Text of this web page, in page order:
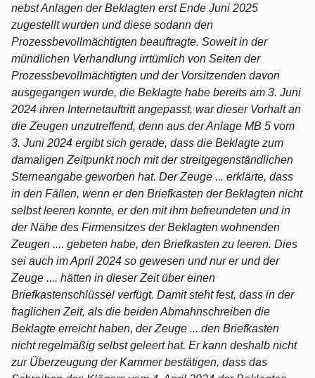
nebst Anlagen der Beklagten erst Ende Juni 2025
zugestellt wurden und diese sodann den
Prozessbevollmächtigten beauftragte. Soweit in der
mündlichen Verhandlung irrtümlich von Seiten der
Prozessbevollmächtigten und der Vorsitzenden davon
ausgegangen wurde, die Beklagte habe bereits am 3. Juni
2024 ihren Internetauftritt angepasst, war dieser Vorhalt an
die Zeugen unzutreffend, denn aus der Anlage MB 5 vom
3. Juni 2024 ergibt sich gerade, dass die Beklagte zum
damaligen Zeitpunkt noch mit der streitgegenständlichen
Sterneangabe geworben hat. Der Zeuge ... erklärte, dass
in den Fällen, wenn er den Briefkasten der Beklagten nicht
selbst leeren konnte, er den mit ihm befreundeten und in
der Nähe des Firmensitzes der Beklagten wohnenden
Zeugen .... gebeten habe, den Briefkasten zu leeren. Dies
sei auch im April 2024 so gewesen und nur er und der
Zeuge .... hätten in dieser Zeit über einen
Briefkastenschlüssel verfügt. Damit steht fest, dass in der
fraglichen Zeit, als die beiden Abmahnschreiben die
Beklagte erreicht haben, der Zeuge ... den Briefkasten
nicht regelmäßig selbst geleert hat. Er kann deshalb nicht
zur Überzeugung der Kammer bestätigen, dass das